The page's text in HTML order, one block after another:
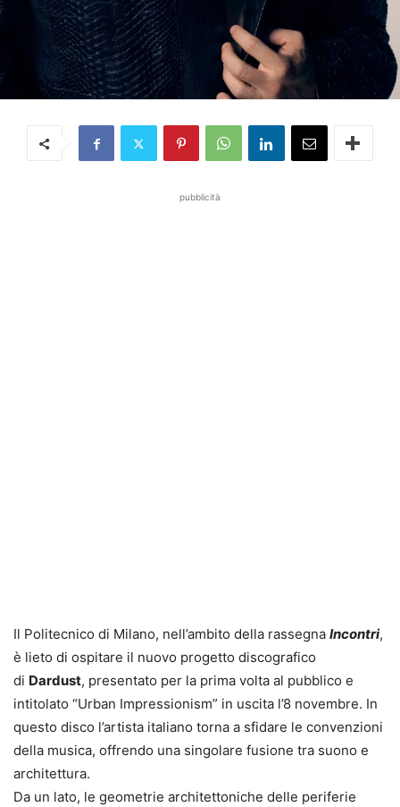
pubblicità
Il Politecnico di Milano, nell’ambito della rassegna Incontri,
è lieto di ospitare il nuovo progetto discografico
di Dardust, presentato per la prima volta al pubblico e
intitolato “Urban Impressionism” in uscita l’8 novembre. In
questo disco l’artista italiano torna a sfidare le convenzioni
della musica, offrendo una singolare fusione tra suono e
architettura.
Da un lato, le geometrie architettoniche delle periferie